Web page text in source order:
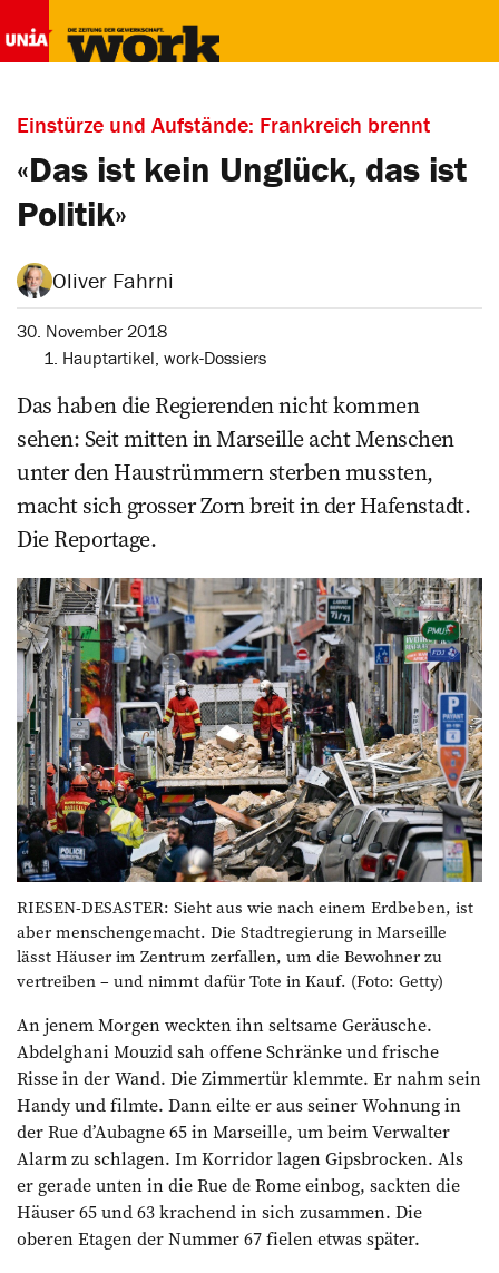
Einstürze und Aufstände: Frankreich brennt
«Das ist kein Unglück, das ist
Politik»
Oliver Fahrni
30. November 2018
1. Hauptartikel, work-Dossiers
Das haben die Regierenden nicht kommen
sehen: Seit mitten in ­Marseille acht Menschen
unter den Haustrümmern sterben mussten,
macht sich grosser Zorn breit in der Hafenstadt.
Die Reportage.
RIESEN-DESASTER: Sieht aus wie nach einem Erdbeben, ist
aber menschengemacht. Die Stadtregierung in Marseille
lässt Häuser im Zentrum zerfallen, um die Bewohner zu
vertreiben – und nimmt dafür Tote in Kauf. (Foto: Getty)
An jenem Morgen weckten ihn seltsame Geräusche.
Abdel­ghani Mouzid sah offene Schränke und frische
Risse in der Wand. Die Zimmertür klemmte. Er nahm sein
Handy und filmte. Dann eilte er aus seiner Wohnung in
der Rue d’Aubagne 65 in Marseille, um beim Verwalter
Alarm zu schlagen. Im Korridor lagen Gipsbrocken. Als
er gerade unten in die Rue de Rome einbog, sackten die
Häuser 65 und 63 krachend in sich zusammen. Die
oberen Etagen der Nummer 67 fielen etwas später.